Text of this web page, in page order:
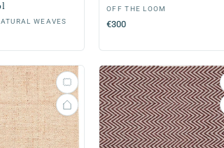
WEAVES
Verkoper:
OFF THE LOOM
Normale
€300